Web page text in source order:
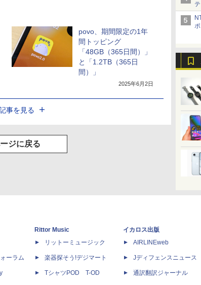
povo、期間限定の1年
間トッピング
「48GB（365日間）」
と「1.2TB（365日
間）」
2025年6月2日
事を見る
ジに戻る
ーラム
Rittor Music
リットーミュージック
楽器探そう!デジマート
TシャツPOD T-OD
イカロス出版
AIRLINEweb
Jディフェンスニュース
通訳翻訳ジャーナル